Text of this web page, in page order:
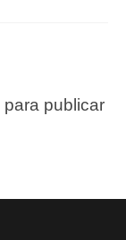
para publicar